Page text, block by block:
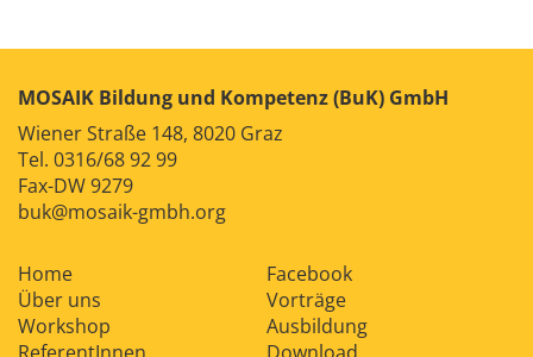
MOSAIK Bildung und Kompetenz (BuK) GmbH
Wiener Straße 148, 8020 Graz
Tel. 0316/68 92 99
Fax-DW 9279
buk@mosaik-gmbh.org
Home
Facebook
Über uns
Vorträge
Workshop
Ausbildung